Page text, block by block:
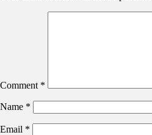
Comment *
Name *
Email *